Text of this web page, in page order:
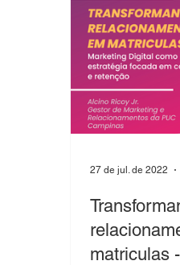
matriculas
27 de jul. de 2022